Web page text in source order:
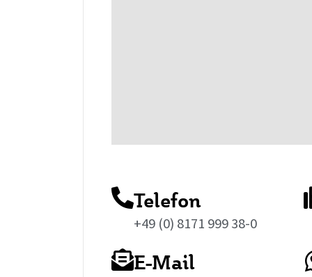
Telefon
+49 (0) 8171 999 38-0
E-Mail